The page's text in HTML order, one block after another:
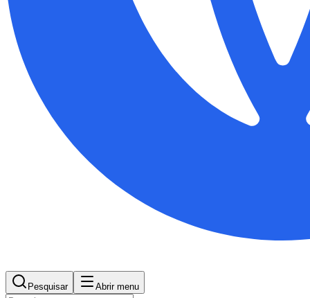
Pesquisar Abrir menu